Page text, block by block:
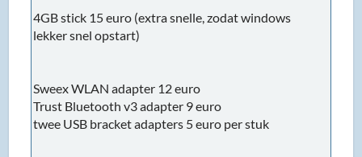
4GB stick 15 euro (extra snelle, zodat windows
lekker snel opstart)
Sweex WLAN adapter 12 euro
Trust Bluetooth v3 adapter 9 euro
twee USB bracket adapters 5 euro per stuk